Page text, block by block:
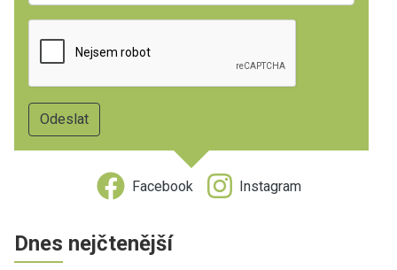
Facebook Instagram
Dnes nejčtenější